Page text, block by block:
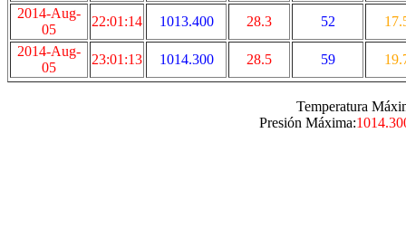
2014-Aug-
05
22:01:14 1013.400 28.3 52
2014-Aug-
05
23:01:13 1014.300 28.5 59
Temperatura
Presión Máxima: